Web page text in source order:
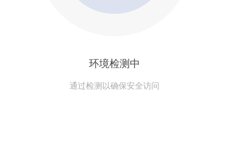
环境检测中
通过检测以确保安全访问